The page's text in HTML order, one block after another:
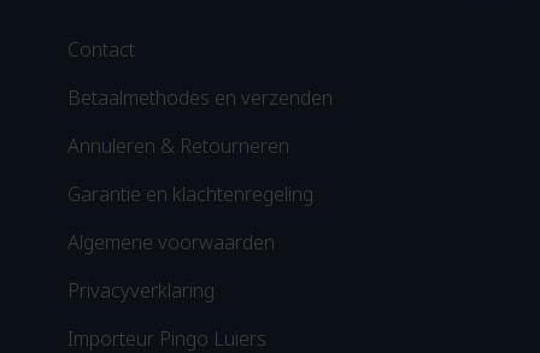
Contact
Betaalmethodes en verzenden
Annuleren & Retourneren
Garantie en klachtenregeling
Algemene voorwaarden
Privacyverklaring
Importeur Pingo Luiers